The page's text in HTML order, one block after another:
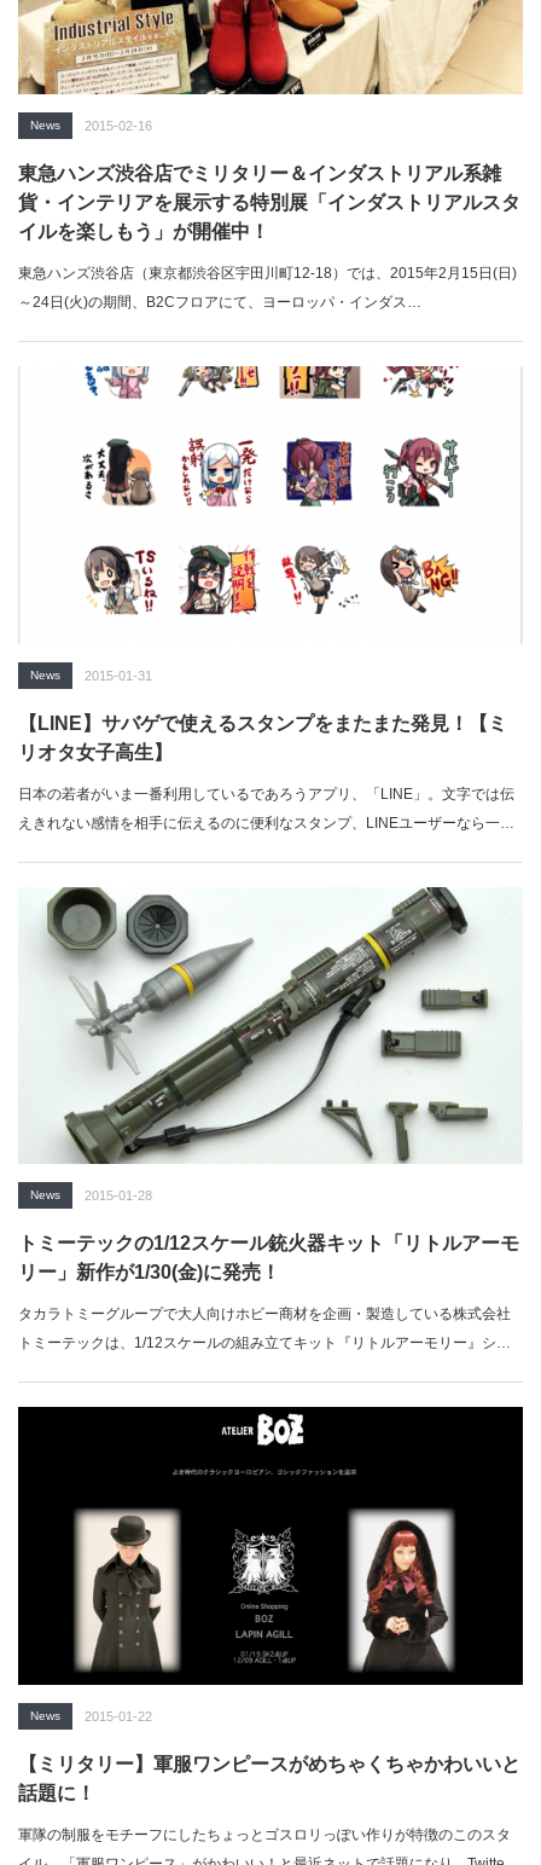
News 2015-02-16
東急ハンズ渋谷店でミリタリー＆インダストリアル系雑
貨・インテリアを展示する特別展「インダストリアルスタ
イルを楽しもう」が開催中！
東急ハンズ渋谷店（東京都渋谷区宇田川町12-18）では、2015年2月15日(日)
～24日(火)の期間、B2Cフロアにて、ヨーロッパ・インダス…
News 2015-01-31
【LINE】サバゲで使えるスタンプをまたまた発見！【ミ
リオタ女子高生】
日本の若者がいま一番利用しているであろうアプリ、「LINE」。文字では伝
えきれない感情を相手に伝えるのに便利なスタンプ、LINEユーザーなら一…
News 2015-01-28
トミーテックの1/12スケール銃火器キット「リトルアーモ
リー」新作が1/30(金)に発売！
タカラトミーグループで大人向けホビー商材を企画・製造している株式会社
トミーテックは、1/12スケールの組み立てキット『リトルアーモリー』シリ
News 2015-01-22
【ミリタリー】軍服ワンピースがめちゃくちゃかわいいと
話題に！
軍隊の制服をモチーフにしたちょっとゴスロリっぽい作りが特徴のこのスタ